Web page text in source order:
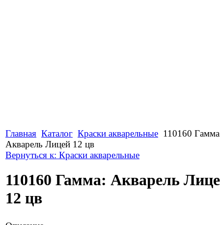
Главная Каталог Краски акварельные 110160
Акварель Лицей 12 цв
Вернуться к: Краски акварельные
110160 Гамма: Акварель
12 цв